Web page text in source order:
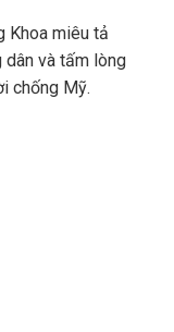
Khoa miêu tả
dân và tấm lòng
chống Mỹ.